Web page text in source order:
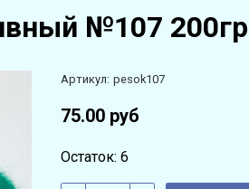
№107 200гр
Артикул: pesok107
75.00 руб
Остаток: 6